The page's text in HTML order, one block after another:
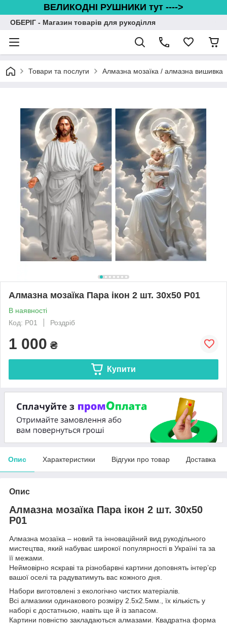
ВЕЛИКОДНІ РУШНИКИ тут ---->
ОБЕРІГ - Магазин товарів для рукоділля
Товари та послуги Алмазна мозаїка / алмазна вишивка
Алмазна мозаїка Пара ікон 2 шт. 30x50 P01
В наявності
Код: P01
Роздріб
1 000 ₴
Купити
Опис Характеристики Відгуки про товар Доставка
Опис
Алмазна мозаїка Пара ікон 2 шт. 30x50
P01
Алмазна мозаїка – новий та інноваційний вид рукодільного
мистецтва, який набуває широкої популярності в Україні та за
її межами.
Неймовірно яскраві та різнобарвні картини доповнять інтер’єр
вашої оселі та радуватимуть вас кожного дня.
Набори виготовлені з екологічно чистих матеріалів.
Всі алмазики одинакового розміру 2.5х2.5мм., їх кількість у
наборі є достатньою, навіть ще й із запасом.
Картини повністю закладаються алмазами. Квадратна форма